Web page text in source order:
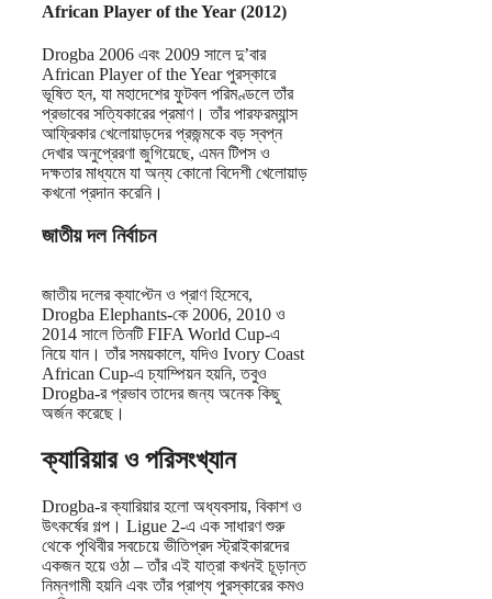
African Player of the Year (2012)
Drogba 2006 এবং 2009 সালে দু’বার
African Player of the Year পুরস্কারে
ভূষিত হন, যা মহাদেশের ফুটবল পরিমণ্ডলে তাঁর
প্রভাবের সত্যিকারের প্রমাণ। তাঁর পারফরম্যান্স
আফ্রিকার খেলোয়াড়দের প্রজন্মকে বড় স্বপ্ন
দেখার অনুপ্রেরণা জুগিয়েছে, এমন টিপস ও
দক্ষতার মাধ্যমে যা অন্য কোনো বিদেশী খেলোয়াড়
কখনো প্রদান করেনি।
জাতীয় দল নির্বাচন
জাতীয় দলের ক্যাপ্টেন ও প্রাণ হিসেবে,
Drogba Elephants-কে 2006, 2010 ও
2014 সালে তিনটি FIFA World Cup-এ
নিয়ে যান। তাঁর সময়কালে, যদিও Ivory Coast
African Cup-এ চ্যাম্পিয়ন হয়নি, তবুও
Drogba-র প্রভাব তাদের জন্য অনেক কিছু
অর্জন করেছে।
ক্যারিয়ার ও পরিসংখ্যান
Drogba-র ক্যারিয়ার হলো অধ্যবসায়, বিকাশ ও
উৎকর্ষের গল্প। Ligue 2-এ এক সাধারণ শুরু
থেকে পৃথিবীর সবচেয়ে ভীতিপ্রদ স্ট্রাইকারদের
একজন হয়ে ওঠা – তাঁর এই যাত্রা কখনই চূড়ান্ত
নিম্নগামী হয়নি এবং তাঁর প্রাপ্য পুরস্কারের কমও